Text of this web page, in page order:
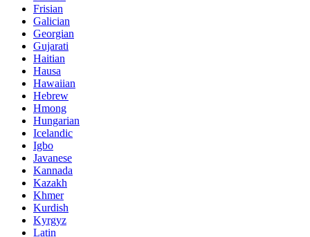
Frisian
Galician
Georgian
Gujarati
Haitian
Hausa
Hawaiian
Hebrew
Hmong
Hungarian
Icelandic
Igbo
Javanese
Kannada
Kazakh
Khmer
Kurdish
Kyrgyz
Latin